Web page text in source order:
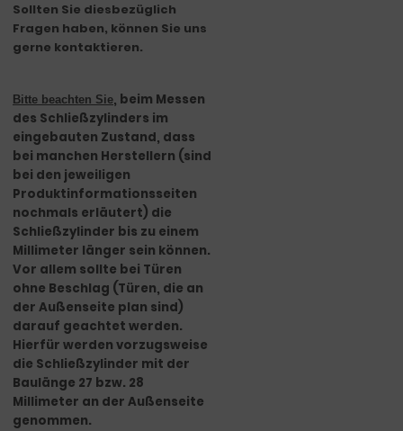
Sollten Sie diesbezüglich
Fragen haben, können Sie uns
gerne kontaktieren.
Bitte beachten Sie, beim Messen
des Schließzylinders im
eingebauten Zustand, dass
bei manchen Herstellern (sind
bei den jeweiligen
Produktinformationsseiten
nochmals erläutert) die
Schließzylinder bis zu einem
Millimeter länger sein können.
Vor allem sollte bei Türen
ohne Beschlag (Türen, die an
der Außenseite plan sind)
darauf geachtet werden.
Hierfür werden vorzugsweise
die Schließzylinder mit der
Baulänge 27 bzw. 28
Millimeter an der Außenseite
genommen.